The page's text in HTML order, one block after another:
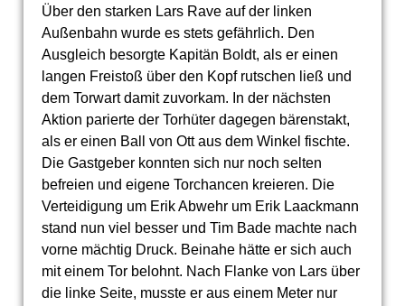
Über den starken Lars Rave auf der linken
Außenbahn wurde es stets gefährlich. Den
Ausgleich besorgte Kapitän Boldt, als er einen
langen Freistoß über den Kopf rutschen ließ und
dem Torwart damit zuvorkam. In der nächsten
Aktion parierte der Torhüter dagegen bärenstakt,
als er einen Ball von Ott aus dem Winkel fischte.
Die Gastgeber konnten sich nur noch selten
befreien und eigene Torchancen kreieren. Die
Verteidigung um Erik Abwehr um Erik Laackmann
stand nun viel besser und Tim Bade machte nach
vorne mächtig Druck. Beinahe hätte er sich auch
mit einem Tor belohnt. Nach Flanke von Lars über
die linke Seite, musste er aus einem Meter nur